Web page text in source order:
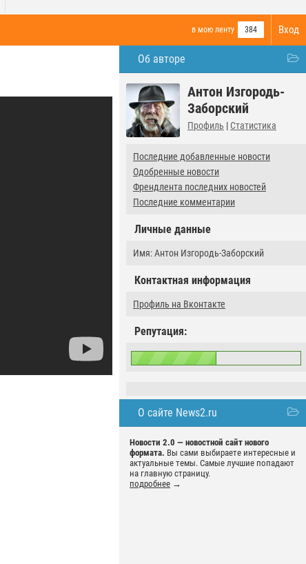
Вход
в мою ленту 384
Об авторе
Антон Изгородь-
Заборский
Профиль | Статистика
Последние добавленные новости
Одобренные новости
Френдлента последних новостей
Последние комментарии
Личные данные
Имя: Антон Изгородь-Заборский
Контактная информация
Профиль на Вконтакте
Репутация:
О сайте News2.ru
Новости 2.0 — новостной сайт нового
формата. Вы сами выбираете интересные и
актуальные темы. Самые лучшие попадают
на главную страницу.
подробнее →